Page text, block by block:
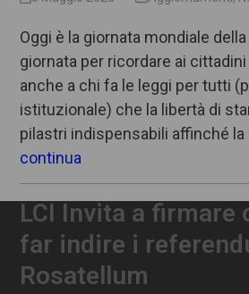
Oggi è la giornata mondiale
giornata per ricordare ai
anche a chi fa le leggi per tutti
istituzionale) che la libertà di
pilastri indispensabili affinché
continua
LCI Invita a firmare
far indire i
Rosatellum